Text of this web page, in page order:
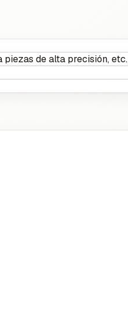
piezas de alta precisión, etc.